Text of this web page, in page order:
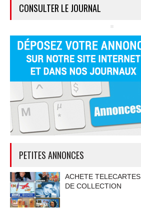
CONSULTER LE JOURNAL
PETITES ANNONCES
ACHETE TELECARTES
DE COLLECTION